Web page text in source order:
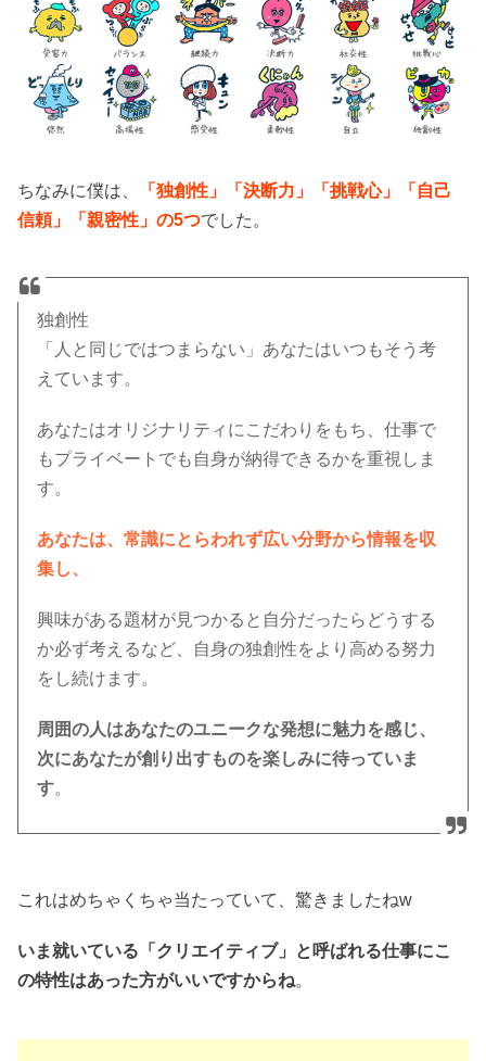
ちなみに僕は、
「独創性」「決断力」「挑戦心」「自己
信頼」「親密性」の5つでした。
独創性
「人と同じではつまらない」あなたはいつもそう考
えています。
あなたはオリジナリティにこだわりをもち、仕事で
もプライベートでも自身が納得できるかを重視しま
す。
あなたは、常識にとらわれず広い分野から情報を収
集し、
興味がある題材が見つかると自分だったらどうする
か必ず考えるなど、自身の独創性をより高める努力
をし続けます。
周囲の人はあなたのユニークな発想に魅力を感じ、
次にあなたが創り出すものを楽しみに待っていま
す。
これはめちゃくちゃ当たっていて、驚きましたねw
いま就いている「クリエイティブ」と呼ばれる仕事にこ
の特性はあった方がいいですからね。